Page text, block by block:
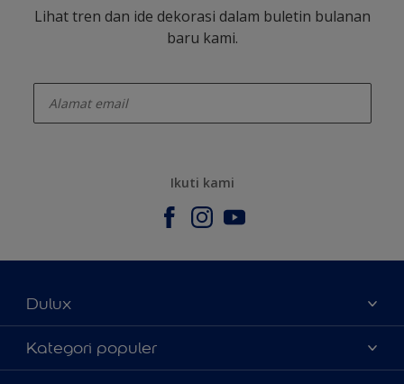
Lihat tren dan ide dekorasi dalam buletin bulanan
baru kami.
Ikuti kami
Dulux
Tentang Kami
Contact us
Kategori populer